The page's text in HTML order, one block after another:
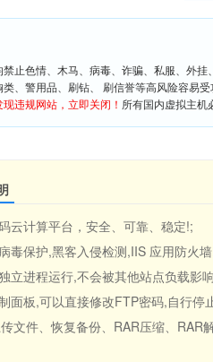
止色情、木马、病毒、诈骗、私服、外
、警用品、刷钻、 刷信誉等高风险容易
违规网站，立即关闭！ 所有国内虚拟主机
云计算平台，安全、可靠、稳定!;
毒保护,黑客入侵检测,IIS 应用防火
立进程运行,不会被其他站点负载影
面板,可以直接修改FTP密码,自行停
文件、恢复备份、RAR压缩、